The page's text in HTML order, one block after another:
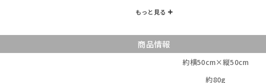
商品情報
約横50cm×縦50cm
約80g